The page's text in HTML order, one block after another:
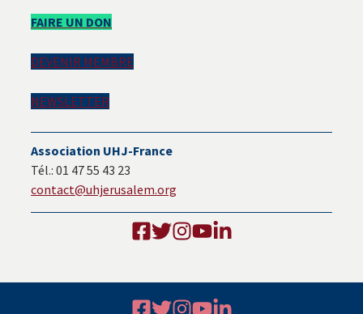
Barre
principale
FAIRE UN DON
DEVENIR MEMBRE
NEWSLETTER
Association UHJ-France
Tél.: 01 47 55 43 23
contact@uhjerusalem.org